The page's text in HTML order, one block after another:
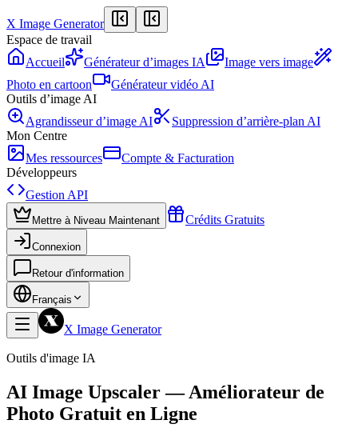
X Image Generator
Espace de travail
Accueil
Générateur d’images IA
Image vers image
Photo en cartoon
Générateur vidéo AI
Outils d’image AI
Agrandisseur d’image AI
Suppression d’arrière-plan AI
Mon Centre
Mes ressources
Compte & Facturation
Développeurs
Gestion API
Mettre à Niveau Maintenant Crédits Gratuits
Connexion
Retour d'information
Français
X Image Generator
Outils d'image IA
AI Image Upscaler — Améliorateur de
Photo Gratuit en Ligne